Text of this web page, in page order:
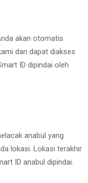
akan otomatis
dan dapat diakses
ID dipindai oleh
anabul yang
lokasi. Lokasi terakhir
ID anabul dipindai.